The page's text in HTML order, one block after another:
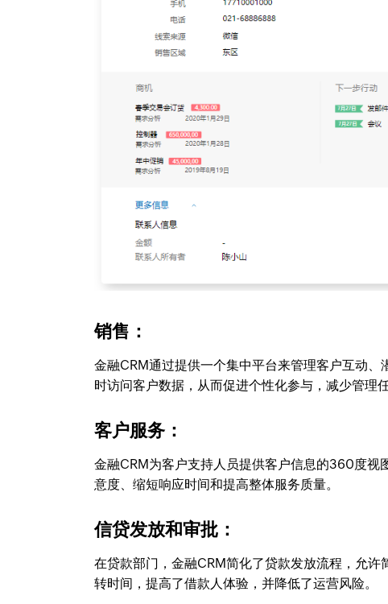
销售：
金融CRM通过提供一个集中平台来管理客户互动、
时访问客户数据，从而促进个性化参与，减少管理
客户服务：
金融CRM为客户支持人员提供客户信息的360度视
意度、缩短响应时间和提高整体服务质量。
信贷发放和审批：
在贷款部门，金融CRM简化了贷款发放流程，允
转时间，提高了借款人体验，并降低了运营风险。